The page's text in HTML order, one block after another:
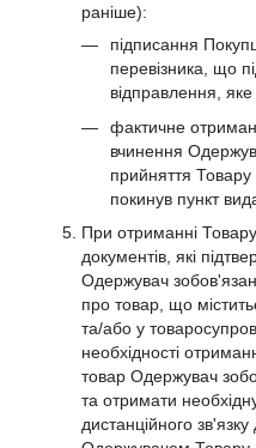
раніше):​
підписання
перевізника, що
відправлення,
фактичне
вчинення
прийняття
покинув пункт
При отриманні
документів, які
Одержувач
про товар, що
та/або у
необхідності
товар Одержувач
та отримати
дистанційного